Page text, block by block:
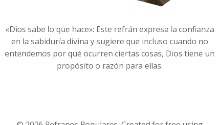
«Dios sabe lo que hace»: Este refrán expresa la confianza
en la sabiduría divina y sugiere que incluso cuando no
entendemos por qué ocurren ciertas cosas, Dios tiene un
propósito o razón para ellas.